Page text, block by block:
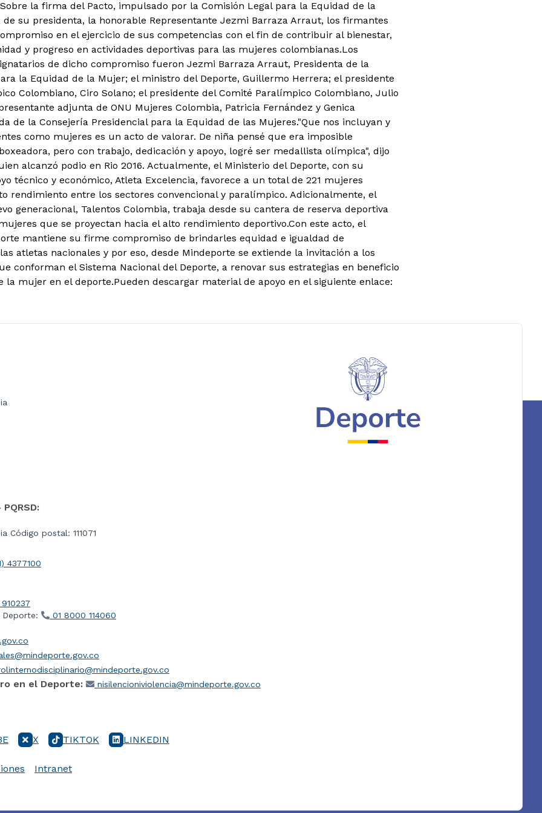
la firma del Pacto, impulsado por la Comisión Legal para la Equidad de la
de su presidenta, la honorable Representante Jezmi Barraza Arraut, los firmantes
en el ejercicio de sus competencias con el fin de contribuir al bienestar,
y progreso en actividades deportivas para las mujeres colombianas.Los
de dicho compromiso fueron Jezmi Barraza Arraut, Presidenta de la
la Equidad de la Mujer; el ministro del Deporte, Guillermo Herrera; el presidente
Colombiano, Ciro Solano; el presidente del Comité Paralímpico Colombiano, Julio
adjunta de ONU Mujeres Colombia, Patricia Fernández y Genica
de la Consejería Presidencial para la Equidad de las Mujeres."Que nos incluyan y
como mujeres es un acto de valorar. De niña pensé que era imposible
pero con trabajo, dedicación y apoyo, logré ser medallista olímpica", dijo
alcanzó podio en Rio 2016. Actualmente, el Ministerio del Deporte, con su
técnico y económico, Atleta Excelencia, favorece a un total de 221 mujeres
rendimiento entre los sectores convencional y paralímpico. Adicionalmente, el
generacional, Talentos Colombia, trabaja desde su cantera de reserva deportiva
que se proyectan hacia el alto rendimiento deportivo.Con este acto, el
mantiene su firme compromiso de brindarles equidad e igualdad de
atletas nacionales y por eso, desde Mindeporte se extiende la invitación a los
conforman el Sistema Nacional del Deporte, a renovar sus estrategias en beneficio
la mujer en el deporte.Pueden descargar material de apoyo en el siguiente enlace:
Código postal: 111071
4377100
Deporte:
01 8000 114060
en el Deporte: nisilencioniviolencia@mindeporte.gov.co
X TIKTOK LINKEDIN
Intranet